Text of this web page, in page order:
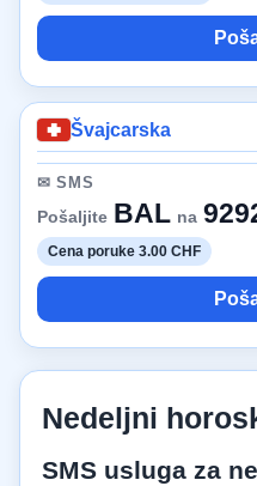
Švajcarska
✉ SMS
Pošaljite BAL na
Cena poruke 3.00 CHF
Nedeljni
SMS usluga za